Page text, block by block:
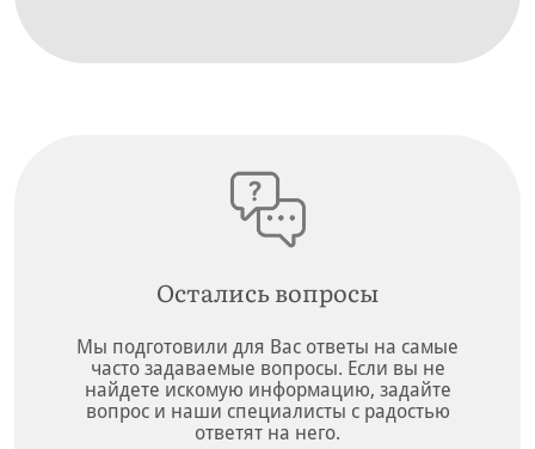
Остались вопросы
Мы подготовили для Вас ответы на самые
часто задаваемые вопросы. Если вы не
найдете искомую информацию, задайте
вопрос и наши специалисты с радостью
ответят на него.